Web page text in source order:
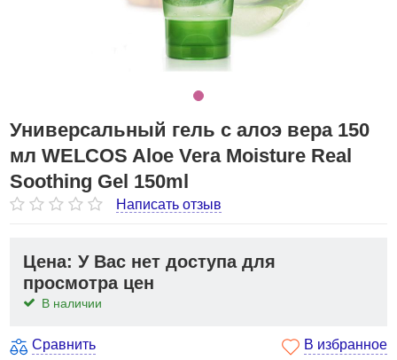
Универсальный гель с алоэ вера 150
мл WELCOS Aloe Vera Moisture Real
Soothing Gel 150ml
Написать отзыв
Цена: У Вас нет доступа для
просмотра цен
В наличии
Сравнить В избранное